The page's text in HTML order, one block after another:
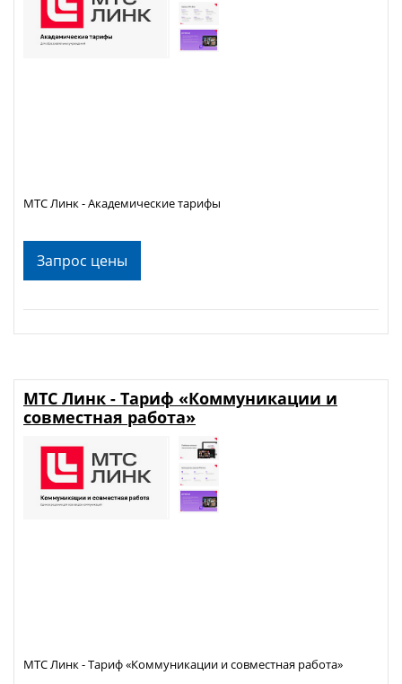
Запрос цены
МТС Линк - Академические тарифы
МТС Линк - Тариф «Коммуникации и
совместная работа»
МТС Линк - Тариф «Коммуникации и совместная работа»